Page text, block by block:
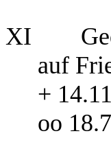
XI
auf
+
oo